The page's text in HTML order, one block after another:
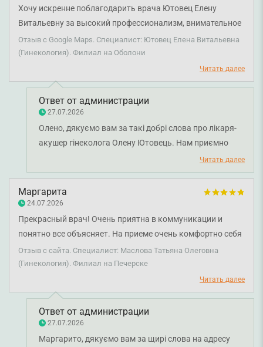
зрозумілі пояснення й відповіді на всі свої запитання.
Бажаємо вам міцного здоров'я!
Хочу искренне поблагодарить врача Ютовец Елену
Витальевну за высокий профессионализм, внимательное
отношение и человечность. На приеме я чувствовала себя
спокойно и комфортно, ведь врач внимательно
выслушала, подробно ответила на все вопросы и все
объяснила. Видно, что Елена Витальевна — компетентный
специалист, действительно заботящийся о своих
пациентах. Очень благодарна за отзывчивость,
тактичность и качественную медицинскую помощь.
Искренне рекомендую всем, кто ищет внимательного,
Отзыв с Google Maps. Специалист: Ютовец Елена Витальевна
(Гинекология). Филиал на Оболони
Читать далее
Ответ от администрации
27.07.2026
Олено, дякуємо вам за такі добрі слова про лікаря-
акушер гінеколога Олену Ютовець. Нам приємно
знати, що візит залишив у вас позитивні враження, а
спілкування з лікарем було комфортним і
довірливим. Уважне вислуховування, зрозумілі
пояснення та індивідуальний підхід є важливими
складовими якісної медичної допомоги. Бажаємо
вам міцного здоров'я!
Читать далее
Маргарита
24.07.2026
Прекрасный врач! Очень приятна в коммуникации и
понятно все объясняет. На приеме очень комфортно себя
чувствовала, была 3 раза именно у Масловой Татьяны и
однозначно, если потребуется консультация гинеколога,
пойду к ней. Наслушалась комплиментов больше, чем за
всю свою жизнь.
Отзыв с сайта. Специалист: Маслова Татьяна Олеговна
(Гинекология). Филиал на Печерске
Читать далее
Ответ от администрации
27.07.2026
Маргарито, дякуємо вам за щирі слова на адресу